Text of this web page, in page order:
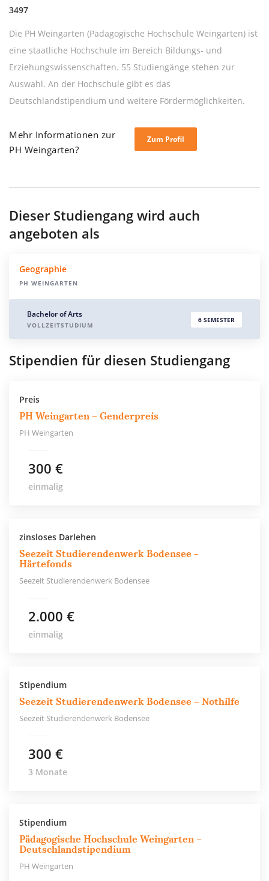
3497
Die PH Weingarten (Pädagogische Hochschule Weingarten) ist
eine staatliche Hochschule im Bereich Bildungs- und
Erziehungswissenschaften. 55 Studiengänge stehen zur
Auswahl. An der Hochschule gibt es das
Deutschlandstipendium und weitere Fördermöglichkeiten.
Mehr Informationen zur
PH Weingarten?
Zum Profil
Dieser Studiengang wird auch
angeboten als
Geographie
PH WEINGARTEN
Bachelor of Arts
VOLLZEITSTUDIUM
6 SEMESTER
Stipendien für diesen Studiengang
Preis
PH Weingarten – Genderpreis
PH Weingarten
300 €
einmalig
zinsloses Darlehen
Seezeit Studierendenwerk Bodensee -
Härtefonds
Seezeit Studierendenwerk Bodensee
2.000 €
einmalig
Stipendium
Seezeit Studierendenwerk Bodensee – Nothilfe
Seezeit Studierendenwerk Bodensee
300 €
3 Monate
Stipendium
Pädagogische Hochschule Weingarten –
Deutschlandstipendium
PH Weingarten